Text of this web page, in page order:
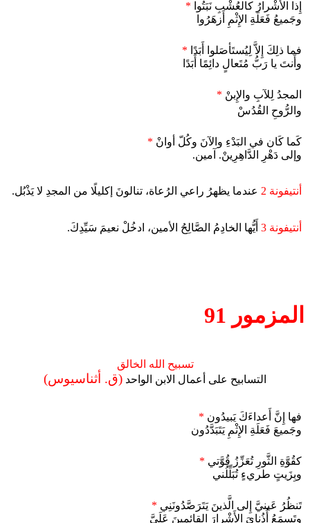
إِذا الأَشْرارُ كالعُشْبِ نَبَتُوا *
وجَميعُ فَعَلَةِ الإِثْمِ أَزهَرُوا
فما ذلِكَ إِلاَّ لِيُستَأصَلوا أَبَدًا *
وأَنتَ يا رَبُّ مُتَعالٍ دائِمًا أَبَدًا
المجدُ لِلآبِ والإِبنْ *
والرُّوحِ القُدُسْ
كَما كَان في البَدْءِ والآنَ وكُلّ أوانْ *
وإلى دَهْرِ الدَّاهِرِينْ. آمين.
أنتيفونة 2 عندما يظهرُ راعي الرُعاة، تنالونَ إكليلًا من المجدِ لا يَذْبُل.
أنتيفونة 3 أَيُّها الخادِمُ الصَّالِحُ الأمين، ادخُلْ نعيمَ سَيِّدِكَ.
المزمور 91
تسبيح الله الخالق
التسابيح على أعمال الابن الواحد (ق. أثناسيوس)
فها إِنَّ أَعداءَكَ يَبيدُون *
وجَميعَ فَعَلَةِ الإِثْمِ يَتَبَدَّدُون
كقُوَّةِ الثَّورِ تُعَزِّزُ قُوَّتي *
وبِزَيتٍ طريءٍ تُبَلِّلُني
تَنظُرُ عَينيَّ إِلى الَّذينَ يَتَرَصَّدُونَنِي *
وتَسمَعُ أُذُنايَ الأَشْرارَ القائمينَ عَلَيَّ